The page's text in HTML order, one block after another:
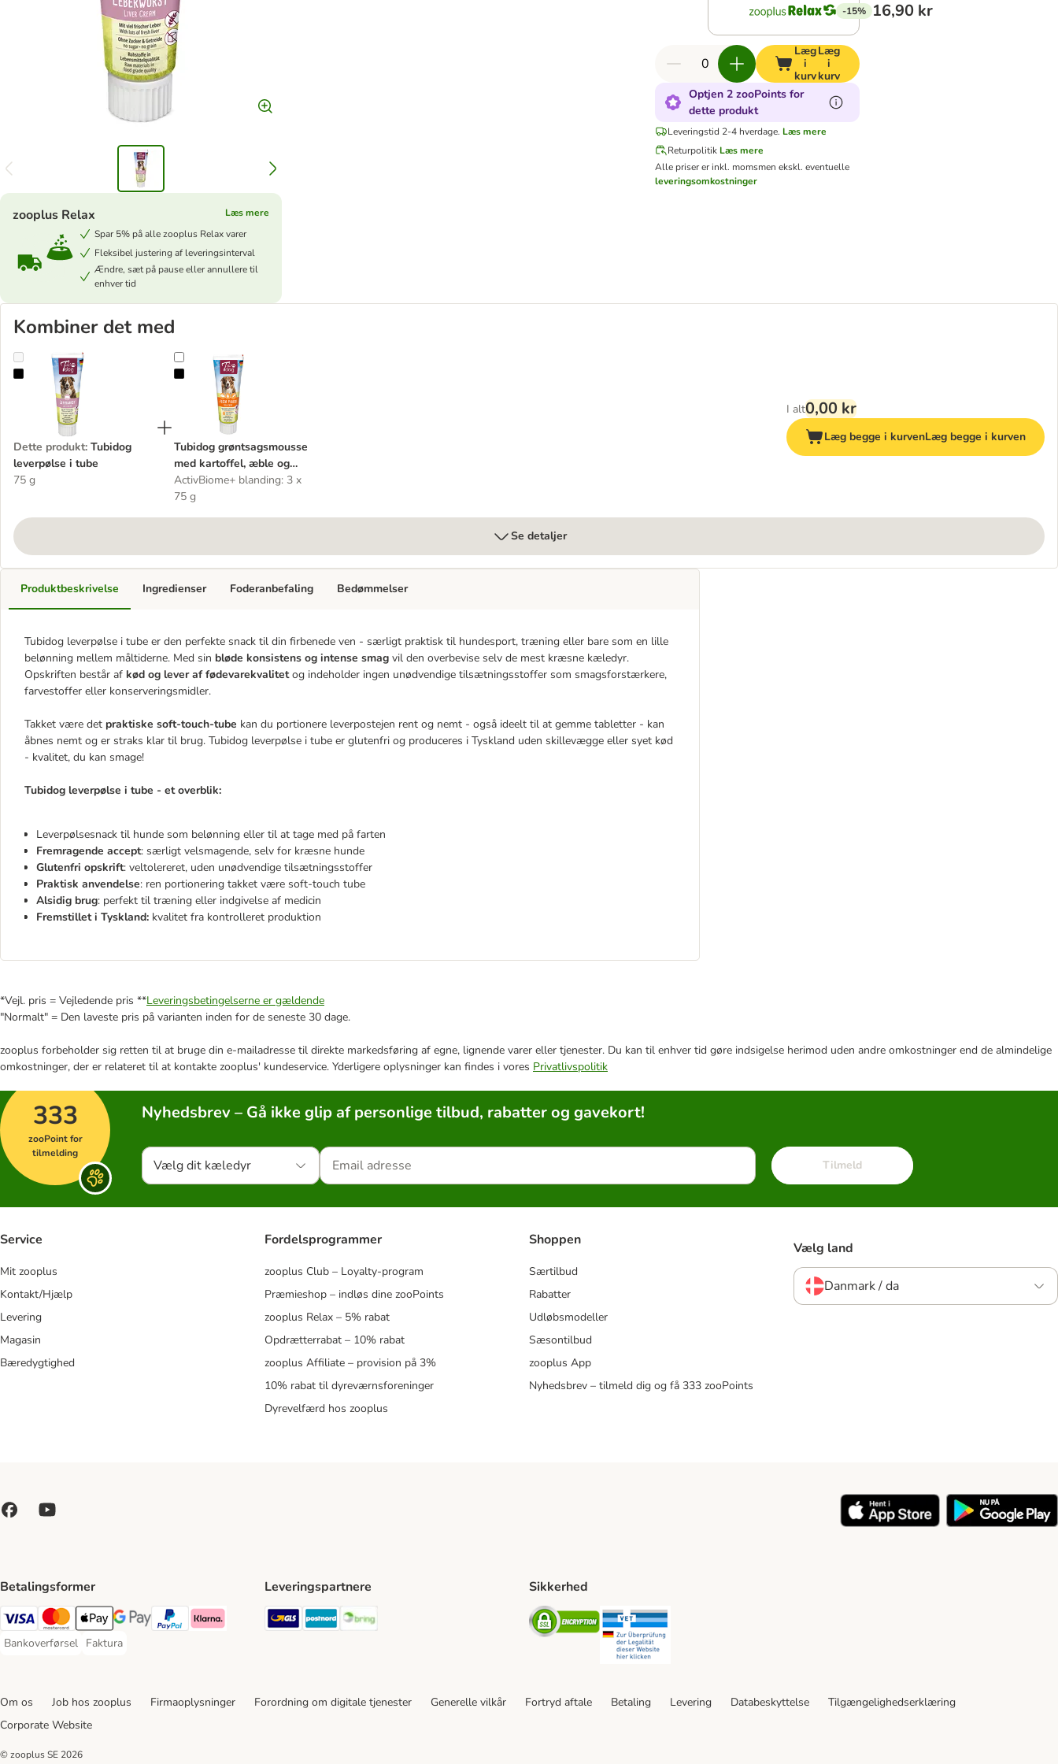
zooplus Relax
Læs mere
Spar 5% på alle zooplus Relax varer
Fleksibel justering af leveringsinterval
Ændre, sæt på pause eller annullere til
enhver tid
-15% 16,90 kr
Læg
i
kurv
Læg
i
kurv
Optjen 2 zooPoints for
dette produkt
Leveringstid 2-4 hverdage. Læs mere
Returpolitik Læs mere
Alle priser er inkl. momsmen ekskl. eventuelle
leveringsomkostninger
Kombiner det med
Tubidog leverpølse i tube
Dette produkt: Tubidog
leverpølse i tube
75 g
Tubidog grøntsagsmousse med kartoffel, æble og gulerod
Tubidog grøntsagsmousse
med kartoffel, æble og
gulerod
ActivBiome+ blanding: 3 x
75 g
I alt0,00 kr
Læg begge i kurvenLæg begge i kurven
Se detaljer
Produktbeskrivelse
Tubidog leverpølse i tube er den perfekte snack til din firbenede ven - særligt praktisk til hundesport, træning eller bare som en lille
belønning mellem måltiderne. Med sin bløde konsistens og intense smag vil den overbevise selv de mest kræsne kæledyr.
Opskriften består af kød og lever af fødevarekvalitetog indeholder ingen unødvendige tilsætningsstoffer som smagsforstærkere,
farvestoffer eller konserveringsmidler.
Takket være det praktiske soft-touch-tube kan du portionere leverpostejen rent og nemt - også ideelt til at gemme tabletter - kan
åbnes nemt og er straks klar til brug. Tubidog leverpølse i tube er glutenfri og produceres i Tyskland uden skillevægge eller syet kød
- kvalitet, du kan smage!
Tubidog leverpølse i tube - et overblik:
Leverpølsesnack til hunde som belønning eller til at tage med på farten
Fremragende accept: særligt velsmagende, selv for kræsne hunde
Glutenfri opskrift: veltolereret, uden unødvendige tilsætningsstoffer
Praktisk anvendelse: ren portionering takket være soft-touch tube
Alsidig brug: perfekt til træning eller indgivelse af medicin
Fremstillet i Tyskland: kvalitet fra kontrolleret produktion
Ingredienser Foderanbefaling Bedømmelser
*Vejl. pris = Vejledende pris **Leveringsbetingelserne er gældende
"Normalt" = Den laveste pris på varianten inden for de seneste 30 dage.
zooplus forbeholder sig retten til at bruge din e-mailadresse til direkte markedsføring af egne, lignende varer eller tjenester. Du kan til enhver tid gøre indsigelse herimod uden andre omkostninger end de almindelige
omkostninger, der er relateret til at kontakte zooplus' kundeservice. Yderligere oplysninger kan findes i vores Privatlivspolitik
333
zooPoint for
tilmelding
Nyhedsbrev – Gå ikke glip af personlige tilbud, rabatter og gavekort!
Vælg dit kæledyr Tilmeld
Service
Mit zooplus
Kontakt/Hjælp
Levering
Magasin
Bæredygtighed
Fordelsprogrammer
zooplus Club – Loyalty-program
Præmieshop – indløs dine zooPoints
zooplus Relax – 5% rabat
Opdrætterrabat – 10% rabat
zooplus Affiliate – provision på 3%
10% rabat til dyreværnsforeninger
Dyrevelfærd hos zooplus
Shoppen
Særtilbud
Rabatter
Udløbsmodeller
Sæsontilbud
zooplus App
Nyhedsbrev – tilmeld dig og få 333 zooPoints
Vælg land
Danmark / da
Betalingsformer
VISA Payment Method
Mastercard Payment Method
Apply pay Payment Method
Google Pay Payment Method
paypal Payment Method
Klarna Payment Method
Bankoverførsel
Bankoverførsel Payment Method
Faktura
Faktura Payment Method
Leveringspartnere
GLS Shipping Method
Postnord Shipping Method
Sikkerhed
Security
Om os Job hos zooplus Firmaoplysninger Forordning om digitale tjenester Generelle vilkår Fortryd aftale Betaling Levering Databeskyttelse
Tilgængelighedserklæring
Corporate Website
© zooplus SE 2026